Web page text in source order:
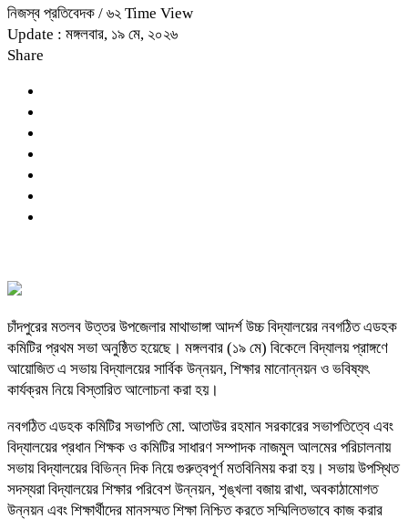
নিজস্ব প্রতিবেদক / ৬২ Time View
Update : মঙ্গলবার, ১৯ মে, ২০২৬
Share
চাঁদপুরের মতলব উত্তর উপজেলার মাথাভাঙ্গা আদর্শ উচ্চ বিদ্যালয়ের নবগঠিত এডহক
কমিটির প্রথম সভা অনুষ্ঠিত হয়েছে। মঙ্গলবার (১৯ মে) বিকেলে বিদ্যালয় প্রাঙ্গণে
আয়োজিত এ সভায় বিদ্যালয়ের সার্বিক উন্নয়ন, শিক্ষার মানোন্নয়ন ও ভবিষ্যৎ
কার্যক্রম নিয়ে বিস্তারিত আলোচনা করা হয়।
নবগঠিত এডহক কমিটির সভাপতি মো. আতাউর রহমান সরকারের সভাপতিত্বে এবং
বিদ্যালয়ের প্রধান শিক্ষক ও কমিটির সাধারণ সম্পাদক নাজমুল আলমের পরিচালনায়
সভায় বিদ্যালয়ের বিভিন্ন দিক নিয়ে গুরুত্বপূর্ণ মতবিনিময় করা হয়। সভায় উপস্থিত
সদস্যরা বিদ্যালয়ের শিক্ষার পরিবেশ উন্নয়ন, শৃঙ্খলা বজায় রাখা, অবকাঠামোগত
উন্নয়ন এবং শিক্ষার্থীদের মানসম্মত শিক্ষা নিশ্চিত করতে সম্মিলিতভাবে কাজ করার